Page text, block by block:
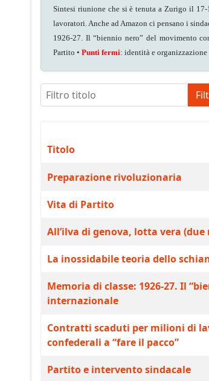
Sintesi riunione che si è tenuta a Zurigo il
lavoratori. Anche ad Amazon ci pensano i
1926-27. Il “biennio nero” del movimento
Partito • Punti fermi: identità e organizzazione
Filtro titolo
Titolo
Preparazione rivoluzionaria
Vita di Partito
All’ilva di genova, lotta vera (due
La inossidabile teoria dello
Memoria di classe: 1926-27. Il
internazionale
Contratti scaduti per milioni di
confederali a “fare il pacco”
Partito e intervento sindacale